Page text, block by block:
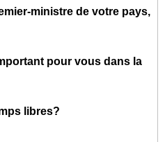
ministre de votre pays,
pour vous dans la
libres?